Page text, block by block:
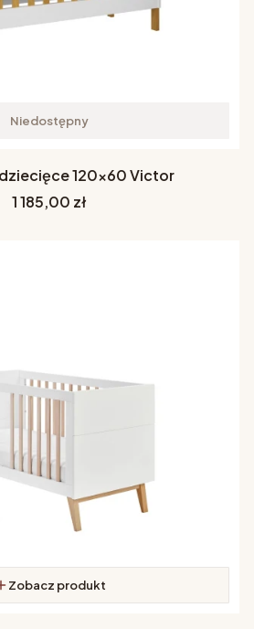
Niedostępny
120x60 Victor
Cena
1 185,00 zł
Zobacz produkt